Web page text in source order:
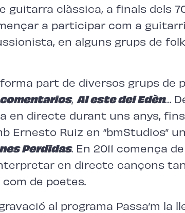
guitarra clàssica, a finals dels
a participar com a
en alguns grups de folk
part de diversos grups de
, Al este del Edèn…
en directe durant uns anys,
Ernesto Ruiz en “bmStudios”
Perdidas. En 2011 comença
en directe cançons
de poetes.
al programa Passa’m la